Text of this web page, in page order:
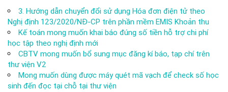
3. Hướng dẫn chuyển đổi sử dụng Hóa đơn điện tử theo
Nghị định 123/2020/NĐ-CP trên phần mềm EMIS Khoản thu
Kế toán mong muốn khai báo đúng số tiền hỗ trợ chi phí
học tập theo nghị định mới
CBTV mong muốn bổ sung mục đăng kí báo, tạp chí trên
thư viện V2
Mong muốn dùng được máy quét mã vạch để check số học
sinh đến đọc tại chỗ tại thư viện